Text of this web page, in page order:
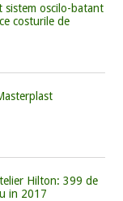
sistem oscilo-batant
costurile de
Hilton: 399 de
in 2017